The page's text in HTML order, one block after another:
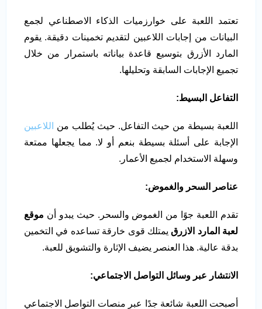
تعتمد اللعبة على خوارزميات الذكاء الاصطناعي لجمع
البيانات من إجابات اللاعبين لتقديم تخمينات دقيقة. يقوم
المارد الأزرق بتوسيع قاعدة بياناته باستمرار من خلال
تجميع الإجابات السابقة وتحليلها.
التفاعل البسيط:
اللعبة بسيطة من حيث التفاعل. حيث يُطلب من
اللاعبين
الإجابة على أسئلة بسيطة بنعم أو لا. مما يجعلها ممتعة
وسهلة الاستخدام لجميع الأعمار.
عناصر السحر والغموض:
تقدم اللعبة جوًا من الغموض والسحر. حيث يبدو أن موقع
لعبة المارد الازرق يمتلك قوى خارقة تساعده في التخمين
بدقة عالية. هذا العنصر يضيف الإثارة والتشويق للعبة.
الانتشار عبر وسائل التواصل الاجتماعي:
أصبحت اللعبة شائعة جدًا عبر منصات التواصل الاجتماعي